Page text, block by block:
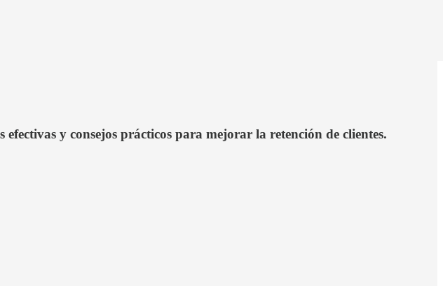
y consejos prácticos para mejorar la retención de clientes.